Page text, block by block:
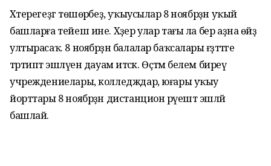
Хәтерегеҙгә төшөрәбеҙ, уҡыусылар 8 ноябрҙән уҡый
башларға тейеш ине. Хәҙер улар тағы ла бер аҙна өйҙә
ултырасаҡ. 8 ноябрҙән балалар баҡсалары ғәҙәттәге
тәртиптә эшләүен дауам итәсәк. Өҫтәмә белем биреү
учреждениелары, колледждар, юғары уҡыу
йорттары 8 ноябрҙән дистанцион рәүештә эшләй
башлай.